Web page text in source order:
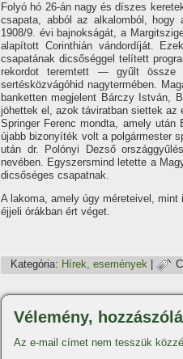
Folyó hó 26-án nagy és dí­szes
csapata, abból az alkalomból, hogy
1908/9. évi bajnokságát, a
alapí­tott Corinthián vándordí­ját.
csapatának dicsőséggel telí­tett
rekordot teremtett — gyűlt össze
sertésközvágóhid nagytermében.
banketten megjelent Bárczy István,
jöhettek el, azok táviratban siettek az
Springer Ferenc mondta, amely
újabb bizonyí­ték volt a polgármester
után dr. Polónyi Dezső
nevében. Egyszersmind letette a
dicsőséges csapatnak.
A lakoma, amely úgy méreteivel,
éjjeli órákban ért véget.
Kategória: Hí­rek, események
Vélemény,
Az e-mail címet nem tesszük